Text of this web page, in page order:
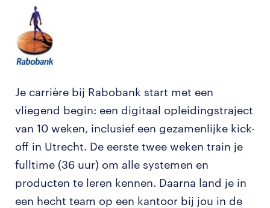
Je carrière bij Rabobank start met een
vliegend begin: een digitaal opleidingstraject
van 10 weken, inclusief een gezamenlijke kick-
off in Utrecht. De eerste twee weken train je
fulltime (36 uur) om alle systemen en
producten te leren kennen. Daarna land je in
een hecht team op een kantoor bij jou in de